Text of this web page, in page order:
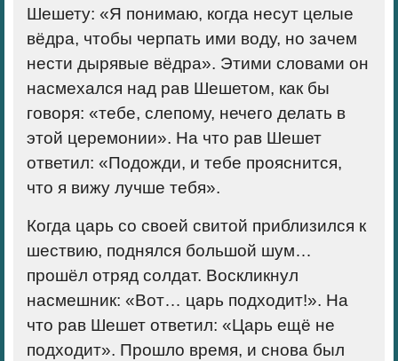
Шешету: «Я понимаю, когда несут целые
вёдра, чтобы черпать ими воду, но зачем
нести дырявые вёдра». Этими словами он
насмехался над рав Шешетом, как бы
говоря: «тебе, слепому, нечего делать в
этой церемонии». На что рав Шешет
ответил: «Подожди, и тебе прояснится,
что я вижу лучше тебя».
Когда царь со своей свитой приблизился к
шествию, поднялся большой шум…
прошёл отряд солдат. Воскликнул
насмешник: «Вот… царь подходит!». На
что рав Шешет ответил: «Царь ещё не
подходит». Прошло время, и снова был